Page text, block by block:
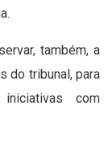
também, a
do tribunal, para
com